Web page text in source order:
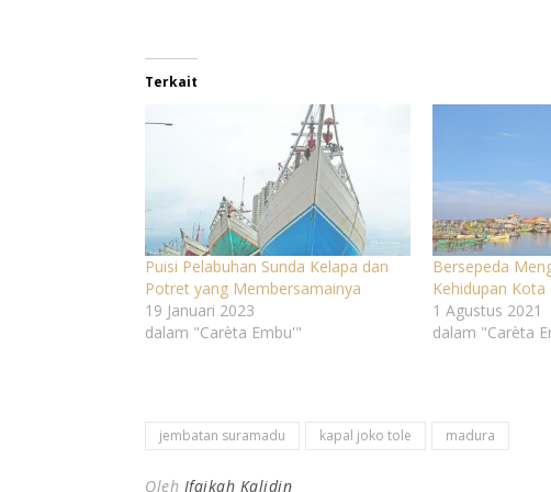
Terkait
Puisi Pelabuhan Sunda Kelapa dan
Potret yang Membersamainya
19 Januari 2023
dalam "Carèta Embu'"
Bersepeda
Kehidupan Kota
1 Agustus 2021
dalam "Carèta
jembatan suramadu kapal joko tole madura
Oleh Ifaikah Kalidin